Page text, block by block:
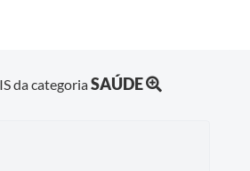
da categoriaSAÚDE